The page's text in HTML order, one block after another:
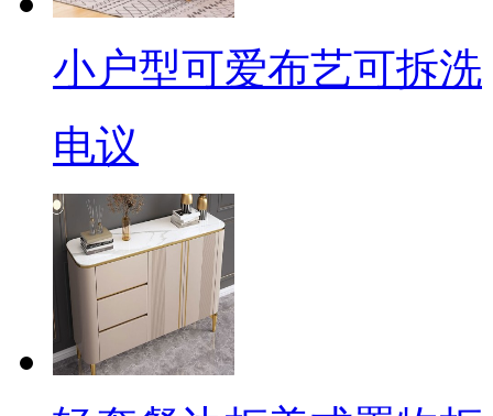
小户型可爱布艺可拆洗
电议